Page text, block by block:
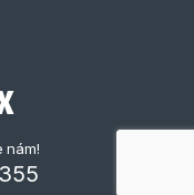
nám!